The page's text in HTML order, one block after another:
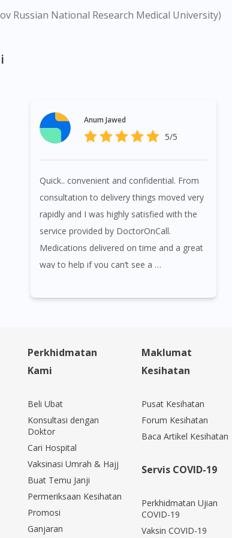
Russian National Research Medical University)
Anum Jawed
5/5
Quick.. convenient and confidential. From
consultation to delivery things moved very
rapidly and I was highly satisfied with the
service provided by DoctorOnCall.
Medications delivered on time and a great
way to help if you can’t see a …
From consultation to delivery things
DoctorOnCall. Medications delivered on
time and a great way to help if you can’t
everyone. 5 stars without a doubt.
Perkhidmatan
Kami
Beli Ubat
Konsultasi dengan
Doktor
Cari Hospital
Vaksinasi Umrah & Hajj
Buat Temu Janji
Permeriksaan Kesihatan
Promosi
Ganjaran
Maklumat
Kesihatan
Pusat Kesihatan
Forum Kesihatan
Baca Artikel Kesihatan
Servis COVID-19
Perkhidmatan Ujian
COVID-19
Vaksin COVID-19